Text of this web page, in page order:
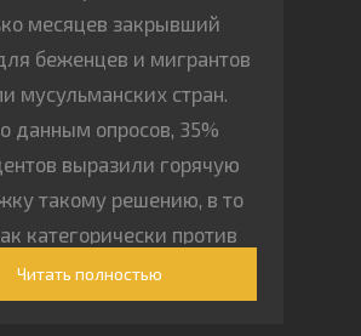
месяцев закрывший
беженцев и мигрантов
мусульманских стран.
данным опросов, 35%
выразили горячую
такому решению, в то
категорически против
лишь 38%
Читать полностью